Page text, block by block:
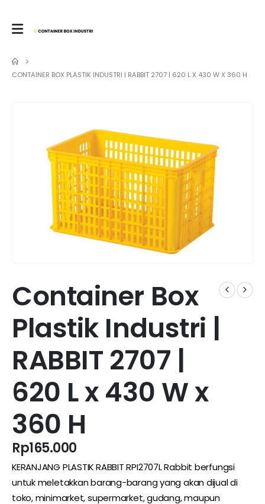
CONTAINER BOX PLASTIK INDUSTRI | RABBIT 2707 | 620 L X 430 W X 360 H
Container Box
Plastik Industri |
RABBIT 2707 |
620 L x 430 W x
360 H
Rp165.000
KERANJANG PLASTIK RABBIT RPI2707L Rabbit berfungsi
untuk meletakkan barang-barang yang akan dijual di
toko,minimarket,supermarket,gudang, maupun